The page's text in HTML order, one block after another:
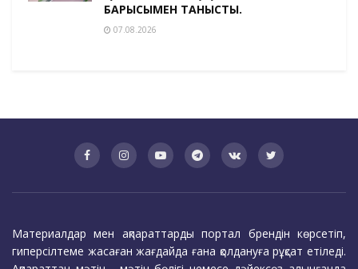
БАРЫСЫМЕН ТАНЫСТЫ.
07.08.2026
Материалдар мен ақпараттарды портал брендін көрсетіп,
гиперсілтеме жасаған жағдайда ғана қолдануға рұқсат етіледі.